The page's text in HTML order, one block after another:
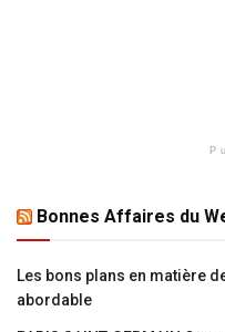
Bonnes Affaires du
Les bons plans en matière
abordable